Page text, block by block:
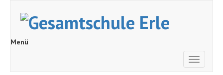
Menü
Toggle